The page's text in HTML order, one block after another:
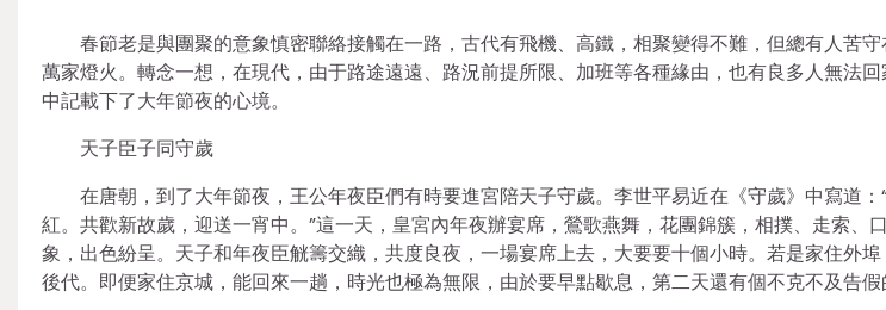
春節老是與團聚的意象慎密聯絡接觸在一路，古代有飛機、高鐵，相聚變得不難，但總有人苦
萬家燈火。轉念一想，在現代，由于路途遠遠、路況前提所限、加班等各種緣由，也有良多人無法
中記載下了大年節夜的心境。
天子臣子同守歲
在唐朝，到了大年節夜，王公年夜臣們有時要進宮陪天子守歲。李世平易近在《守歲》中寫道
紅。共歡新故歲，迎送一宵中。”這一天，皇宮內年夜辦宴席，鶯歌燕舞，花團錦簇，相撲、走索、
象，出色紛呈。天子和年夜臣觥籌交織，共度良夜，一場宴席上去，大要要十個小時。若是家住外
後代。即便家住京城，能回來一趟，時光也極為無限，由於要早點歇息，第二天還有個不克不及告假